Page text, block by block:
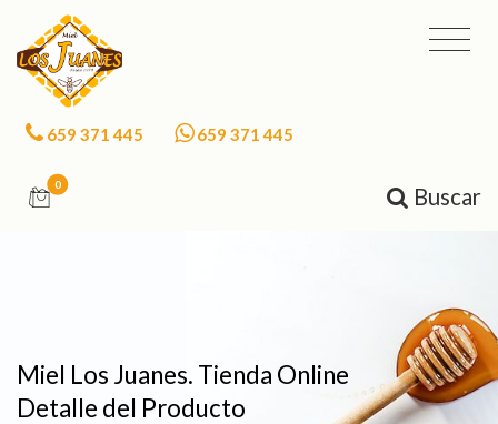
659 371 445 659 371 445
0 Buscar
Miel Los Juanes. Tienda Online
Detalle del Producto